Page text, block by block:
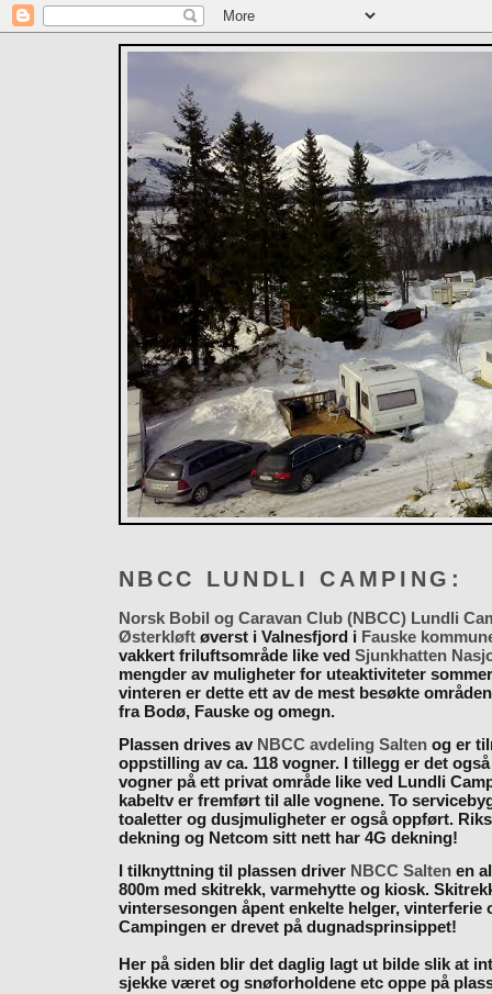
NBCC LUNDLI CAMPING:
Norsk Bobil og Caravan Club (NBCC) Lundli
Østerkløftøverst i Valnesfjord i Fauske
vakkert friluftsområde like ved Sjunkhatten
mengder av muligheter for uteaktiviteter
vinteren er dette ett av de mest besøkte
fra Bodø, Fauske og omegn.
Plassen drives av NBCC avdeling Saltenog er
oppstilling av ca. 118 vogner. I tillegg er det
vogner på ett privat område like ved Lundli
kabeltv er fremført til alle vognene. To
toaletter og dusjmuligheter er også oppført.
dekning og Netcom sitt nett har 4G dekning!
I tilknyttning til plassen driver NBCC Saltenen
800m med skitrekk, varmehytte og kiosk.
vintersesongen åpent enkelte helger, vinterferie
Campingen er drevet på dugnadsprinsippet!
Her på siden blir det daglig lagt ut bilde slik at
sjekke været og snøforholdene etc oppe på